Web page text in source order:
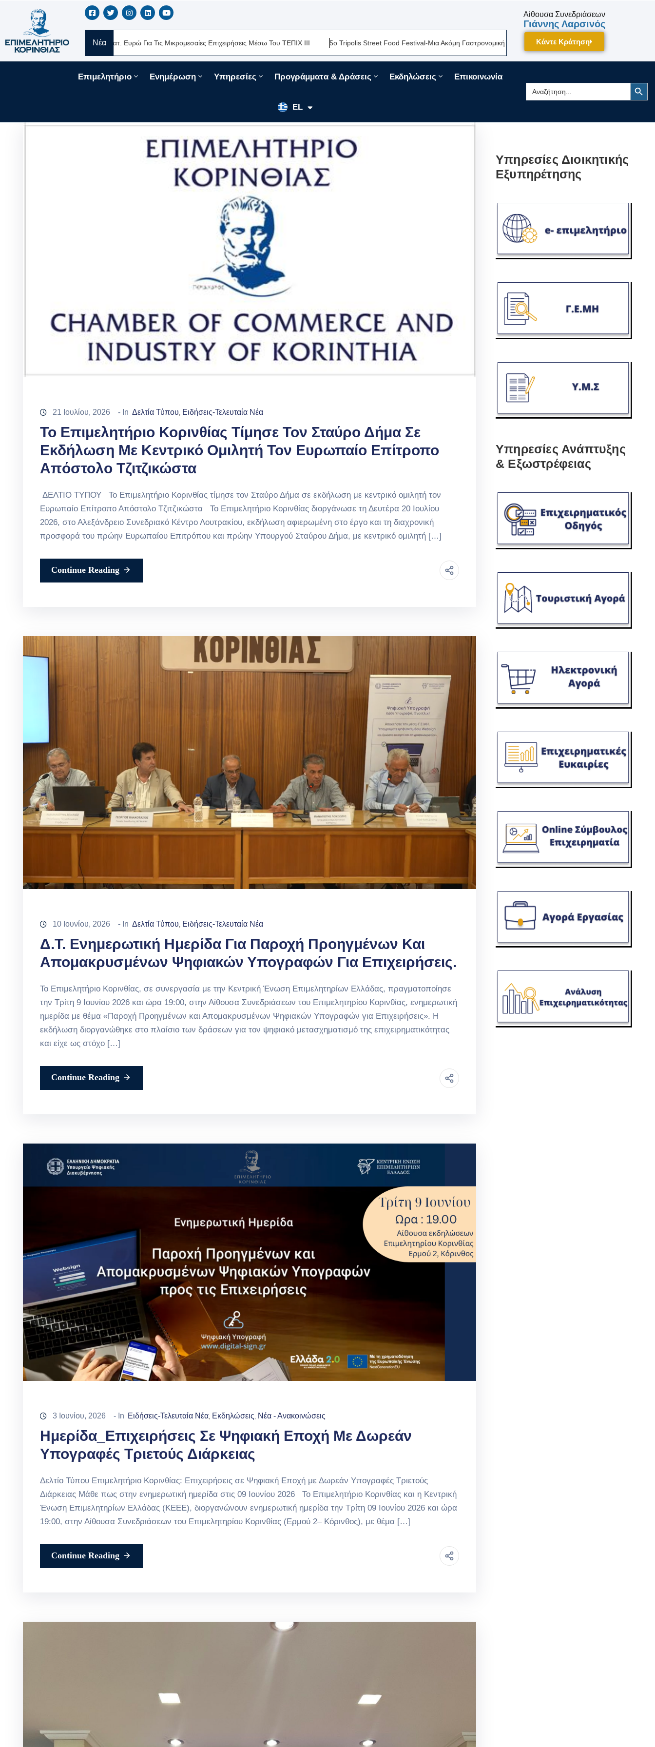
Νέα
330 Εκατ. Ευρώ Για Τις Μικρομεσαίες Επιχειρήσεις Μέσω Του ΤΕΠΙΧ ΙΙΙ 5ο Tripolis Street Food Festival-Μια Ακόμη Γαστρονομική Γιορτή Της Πελοποννήσου Δίνει Ραντεβού Τον Σεπτέμβριο Στην
Αίθουσα Συνεδριάσεων
Γιάννης Λαρσινός
Κάντε Κράτηση
Επιμελητήριο Ενημέρωση Υπηρεσίες Προγράμματα & Δράσεις Εκδηλώσεις Επικοινωνία
EL
EN
FR
Search
for:
Search Button
21 Ιουλίου, 2026 - In Δελτία Τύπου Ειδήσεις-Τελευταία Νέα
Το Επιμελητήριο Κορινθίας Τίμησε Τον Σταύρο Δήμα Σε
Εκδήλωση Με Κεντρικό Ομιλητή Τον Ευρωπαίο Επίτροπο
Απόστολο Τζιτζικώστα
ΔΕΛΤΙΟ ΤΥΠΟΥ Το Επιμελητήριο Κορινθίας τίμησε τον Σταύρο Δήμα σε εκδήλωση με κεντρικό ομιλητή τον
Ευρωπαίο Επίτροπο Απόστολο Τζιτζικώστα Το Επιμελητήριο Κορινθίας διοργάνωσε τη Δευτέρα 20 Ιουλίου
2026, στο Αλεξάνδρειο Συνεδριακό Κέντρο Λουτρακίου, εκδήλωση αφιερωμένη στο έργο και τη διαχρονική
προσφορά του πρώην Ευρωπαίου Επιτρόπου και πρώην Υπουργού Σταύρου Δήμα, με κεντρικό ομιλητή […]
Continue Reading
10 Ιουνίου, 2026 - In Δελτία Τύπου Ειδήσεις-Τελευταία Νέα
Δ.Τ. Ενημερωτική Ημερίδα Για Παροχή Προηγμένων Και
Απομακρυσμένων Ψηφιακών Υπογραφών Για Επιχειρήσεις.
Το Επιμελητήριο Κορινθίας, σε συνεργασία με την Κεντρική Ένωση Επιμελητηρίων Ελλάδας, πραγματοποίησε
την Τρίτη 9 Ιουνίου 2026 και ώρα 19:00, στην Αίθουσα Συνεδριάσεων του Επιμελητηρίου Κορινθίας, ενημερωτική
ημερίδα με θέμα «Παροχή Προηγμένων και Απομακρυσμένων Ψηφιακών Υπογραφών για Επιχειρήσεις». Η
εκδήλωση διοργανώθηκε στο πλαίσιο των δράσεων για τον ψηφιακό μετασχηματισμό της επιχειρηματικότητας
και είχε ως στόχο […]
Continue Reading
3 Ιουνίου, 2026 - In Ειδήσεις-Τελευταία Νέα Εκδηλώσεις Νέα - Ανακοινώσεις
Ημερίδα_Επιχειρήσεις Σε Ψηφιακή Εποχή Με Δωρεάν
Υπογραφές Τριετούς Διάρκειας
Δελτίο Τύπου Eπιμελητήριο Κορινθίας: Επιχειρήσεις σε Ψηφιακή Εποχή με Δωρεάν Υπογραφές Τριετούς
Διάρκειας Μάθε πως στην ενημερωτική ημερίδα στις 09 Ιουνίου 2026 Το Επιμελητήριο Κορινθίας και η Κεντρική
Ένωση Επιμελητηρίων Ελλάδας (ΚΕΕΕ), διοργανώνουν ενημερωτική ημερίδα την Τρίτη 09 Ιουνίου 2026 και ώρα
19:00, στην Αίθουσα Συνεδριάσεων του Επιμελητηρίου Κορινθίας (Ερμού 2– Κόρινθος), με θέμα […]
Continue Reading
Υπηρεσίες Διοικητικής
Εξυπηρέτησης
Υπηρεσίες Ανάπτυξης
& Εξωστρέφειας